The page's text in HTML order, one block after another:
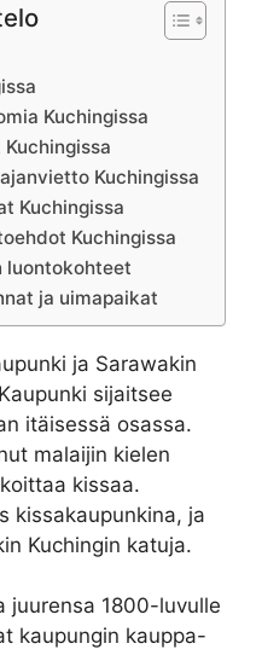
Kuchingissa
Kuchingissa
Kuchingissa
Kuchingissa
luontokohteet
ja uimapaikat
ja Sarawakin
sijaitsee
itäisessä osassa.
malaijin kielen
kissaa.
kissakaupunkina, ja
Kuchingin katuja.
juurensa 1800-luvulle
kaupungin kauppa-